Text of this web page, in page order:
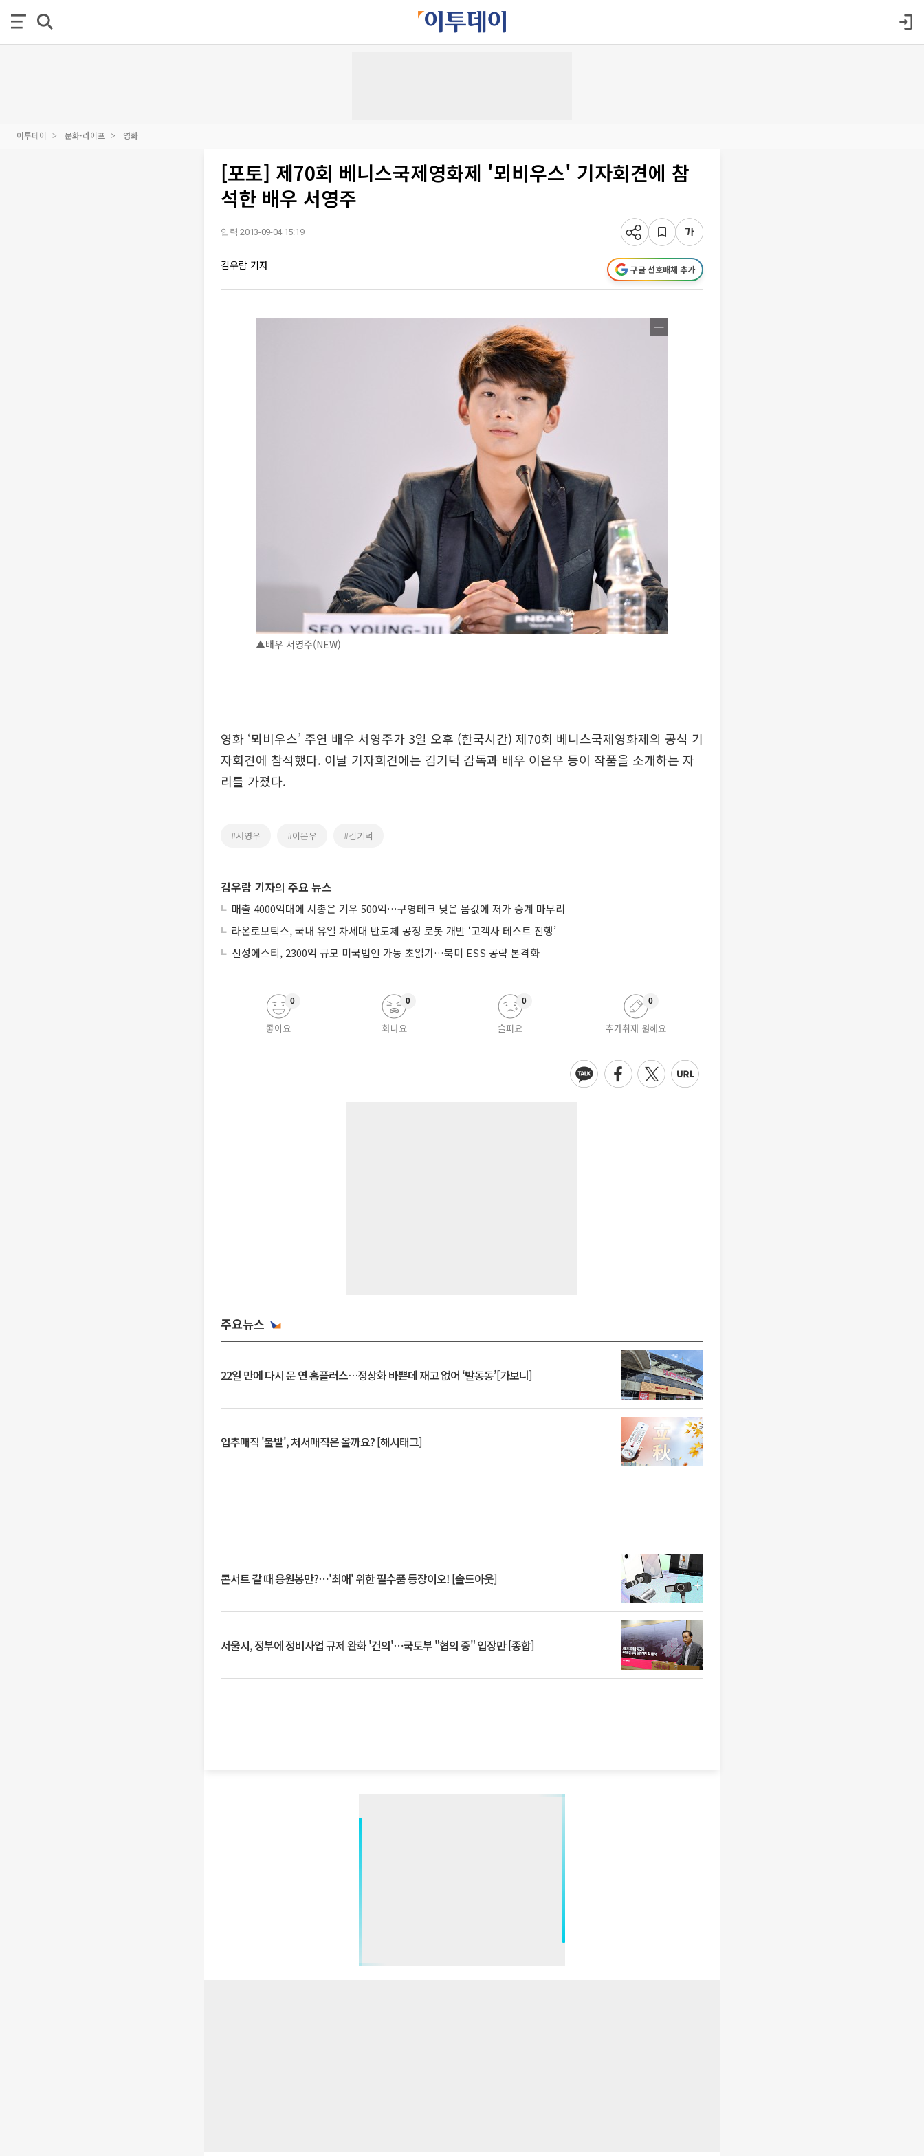
이투데이 문화·라이프 영화
[포토] 제70회 베니스국제영화제 '뫼비우스' 기자회견에 참
석한 배우 서영주
입력 2013-09-04 15:19
김우람 기자 구글 선호매체 추가
▲배우 서영주(NEW)
영화 ‘뫼비우스’ 주연 배우 서영주가 3일 오후 (한국시간) 제70회 베니스국제영화제의 공식 기
자회견에 참석했다. 이날 기자회견에는 김기덕 감독과 배우 이은우 등이 작품을 소개하는 자
리를 가졌다.
#서영우 #이은우 #김기덕
김우람 기자의 주요 뉴스
매출 4000억대에 시총은 겨우 500억…구영테크 낮은 몸값에 저가 승계 마무리
라온로보틱스, 국내 유일 차세대 반도체 공정 로봇 개발 ‘고객사 테스트 진행’
신성에스티, 2300억 규모 미국법인 가동 초읽기…북미 ESS 공략 본격화
좋아요
0
화나요
0
슬퍼요
0
추가취재 원해요
0
주요뉴스
22일 만에 다시 문 연 홈플러스…정상화 바쁜데 재고 없어 ‘발동동’[가보니]
입추매직 '불발', 처서매직은 올까요? [해시태그]
콘서트 갈 때 응원봉만?⋯'최애' 위한 필수품 등장이오! [솔드아웃]
서울시, 정부에 정비사업 규제 완화 '건의'⋯국토부 "협의 중" 입장만 [종합]